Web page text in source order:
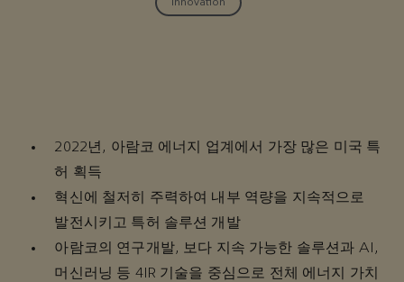
Innovation
2022년, 아람코 에너지 업계에서 가장 많은 미국 특
허 획득
혁신에 철저히 주력하여 내부 역량을 지속적으로
발전시키고 특허 솔루션 개발
아람코의 연구개발, 보다 지속 가능한 솔루션과 AI,
머신러닝 등 4IR 기술을 중심으로 전체 에너지 가치